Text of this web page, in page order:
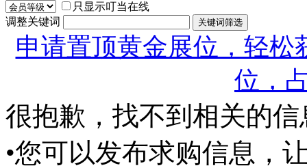
只显示叮当在线
调整关键词
申请置顶黄金展位，轻松
位，
很抱歉，找不到相关的信
•您可以发布求购信息，